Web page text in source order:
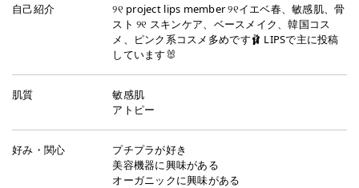
自己紹介
୨୧ project lips member ୨୧イエベ春、敏感肌、骨
スト ୨୧ スキンケア、ベースメイク、韓国コス
メ、ピンク系コスメ多めです🩰 LIPSで主に投稿
しています🐰
肌質
敏感肌
アトピー
好み・関心
プチプラが好き
美容機器に興味がある
オーガニックに興味がある